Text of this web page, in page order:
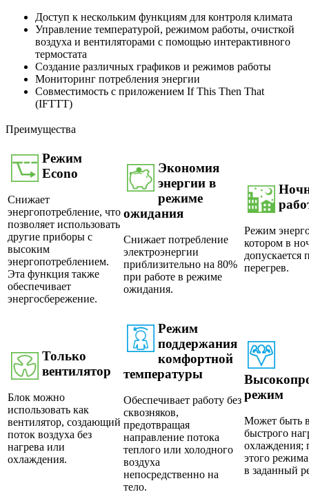
Доступ к нескольким функциям для контроля климата
Управление температурой, режимом работы, очисткой
воздуха и вентиляторами с помощью интерактивного
термостата
Создание различных графиков и режимов работы
Мониторинг потребления энергии
Совместимость с приложением If This Then That
(IFTTT)
Преимущества
Режим
Еcono
Снижает
энергопотребление, что
позволяет использовать
другие приборы с
высоким
энергопотреблением.
Эта функция также
обеспечивает
энергосбережение.
Экономия
энергии в
режиме
ожидания
Снижает потребление
электроэнергии
приблизительно на 80%
при работе в режиме
ожидания.
Режим
котором в
допускается
перегрев.
Только
вентилятор
Блок можно
использовать как
вентилятор, создающий
поток воздуха без
нагрева или
охлаждения.
Режим
поддержания
комфортной
температуры
Обеспечивает работу без
сквозняков,
предотвращая
направление потока
теплого или холодного
воздуха
непосредственно на
тело.
режим
Может быть
быстрого
охлаждения;
этого
в заданный